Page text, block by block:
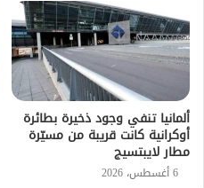
ألمانيا تنفي وجود ذخيرة بطائرة
أوكرانية كانت قريبة من مسيّرة
مطار لايبتسيج
6 أغسطس، 2026